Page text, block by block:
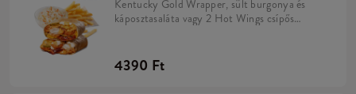
Kentucky Gold Wrapper, sült burgonya és
káposztasaláta vagy 2 Hot Wings csípős
4390 Ft